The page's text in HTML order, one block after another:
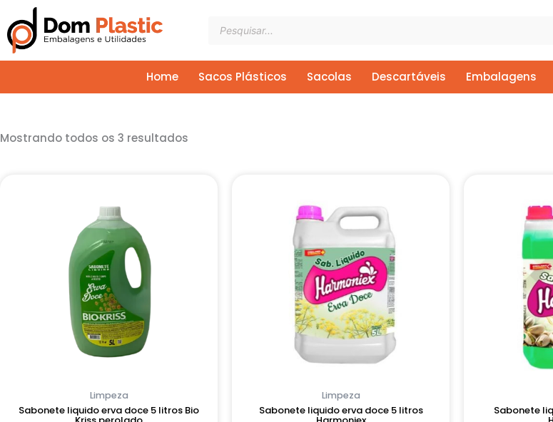
para
conteúdo
produtos
Home Sacos Plásticos Sacolas Descartáveis Embalagens
Mostrando todos os 3 resultados
Limpeza
Sabonete liquido erva doce 5 litros Bio
Limpeza
Sabonete liquido erva doce 5 litros Sabonete